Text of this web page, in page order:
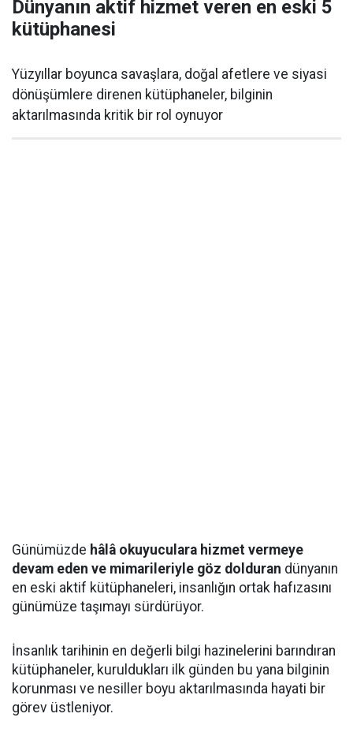
Dünyanın aktif hizmet veren en eski 5
kütüphanesi
Yüzyıllar boyunca savaşlara, doğal afetlere ve siyasi
dönüşümlere direnen kütüphaneler, bilginin
aktarılmasında kritik bir rol oynuyor
Günümüzde hâlâ okuyuculara hizmet vermeye
devam eden ve mimarileriyle göz dolduran dünyanın
en eski aktif kütüphaneleri, insanlığın ortak hafızasını
günümüze taşımayı sürdürüyor.
İnsanlık tarihinin en değerli bilgi hazinelerini barındıran
kütüphaneler, kuruldukları ilk günden bu yana bilginin
korunması ve nesiller boyu aktarılmasında hayati bir
görev üstleniyor.